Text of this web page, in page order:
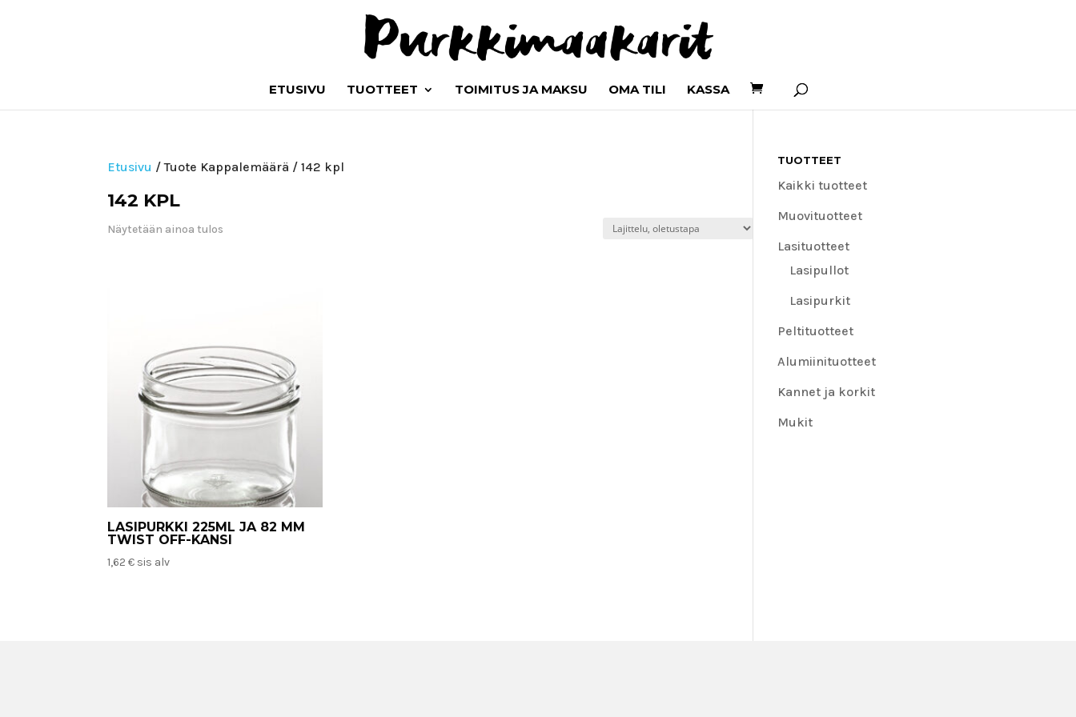
ETUSIVU TUOTTEET TOIMITUS JA MAKSU OMA TILI KASSA
Etusivu / Tuote Kappalemäärä / 142 kpl
142 KPL
Näytetään ainoa tulos
LASIPURKKI 225ML JA 82 MM
TWIST OFF-KANSI
1,62€ sis alv
TUOTTEET
Kaikki tuotteet
Muovituotteet
Lasituotteet
Lasipullot
Lasipurkit
Peltituotteet
Alumiinituotteet
Kannet ja korkit
Mukit